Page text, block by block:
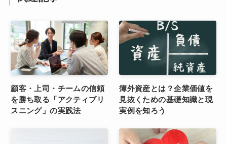
顧客・上司・チームの信頼
を勝ち取る「アクティブリ
スニング」の実践法
簿外資産とは？企業価値を
見抜くための基礎知識と現
実例を知ろう